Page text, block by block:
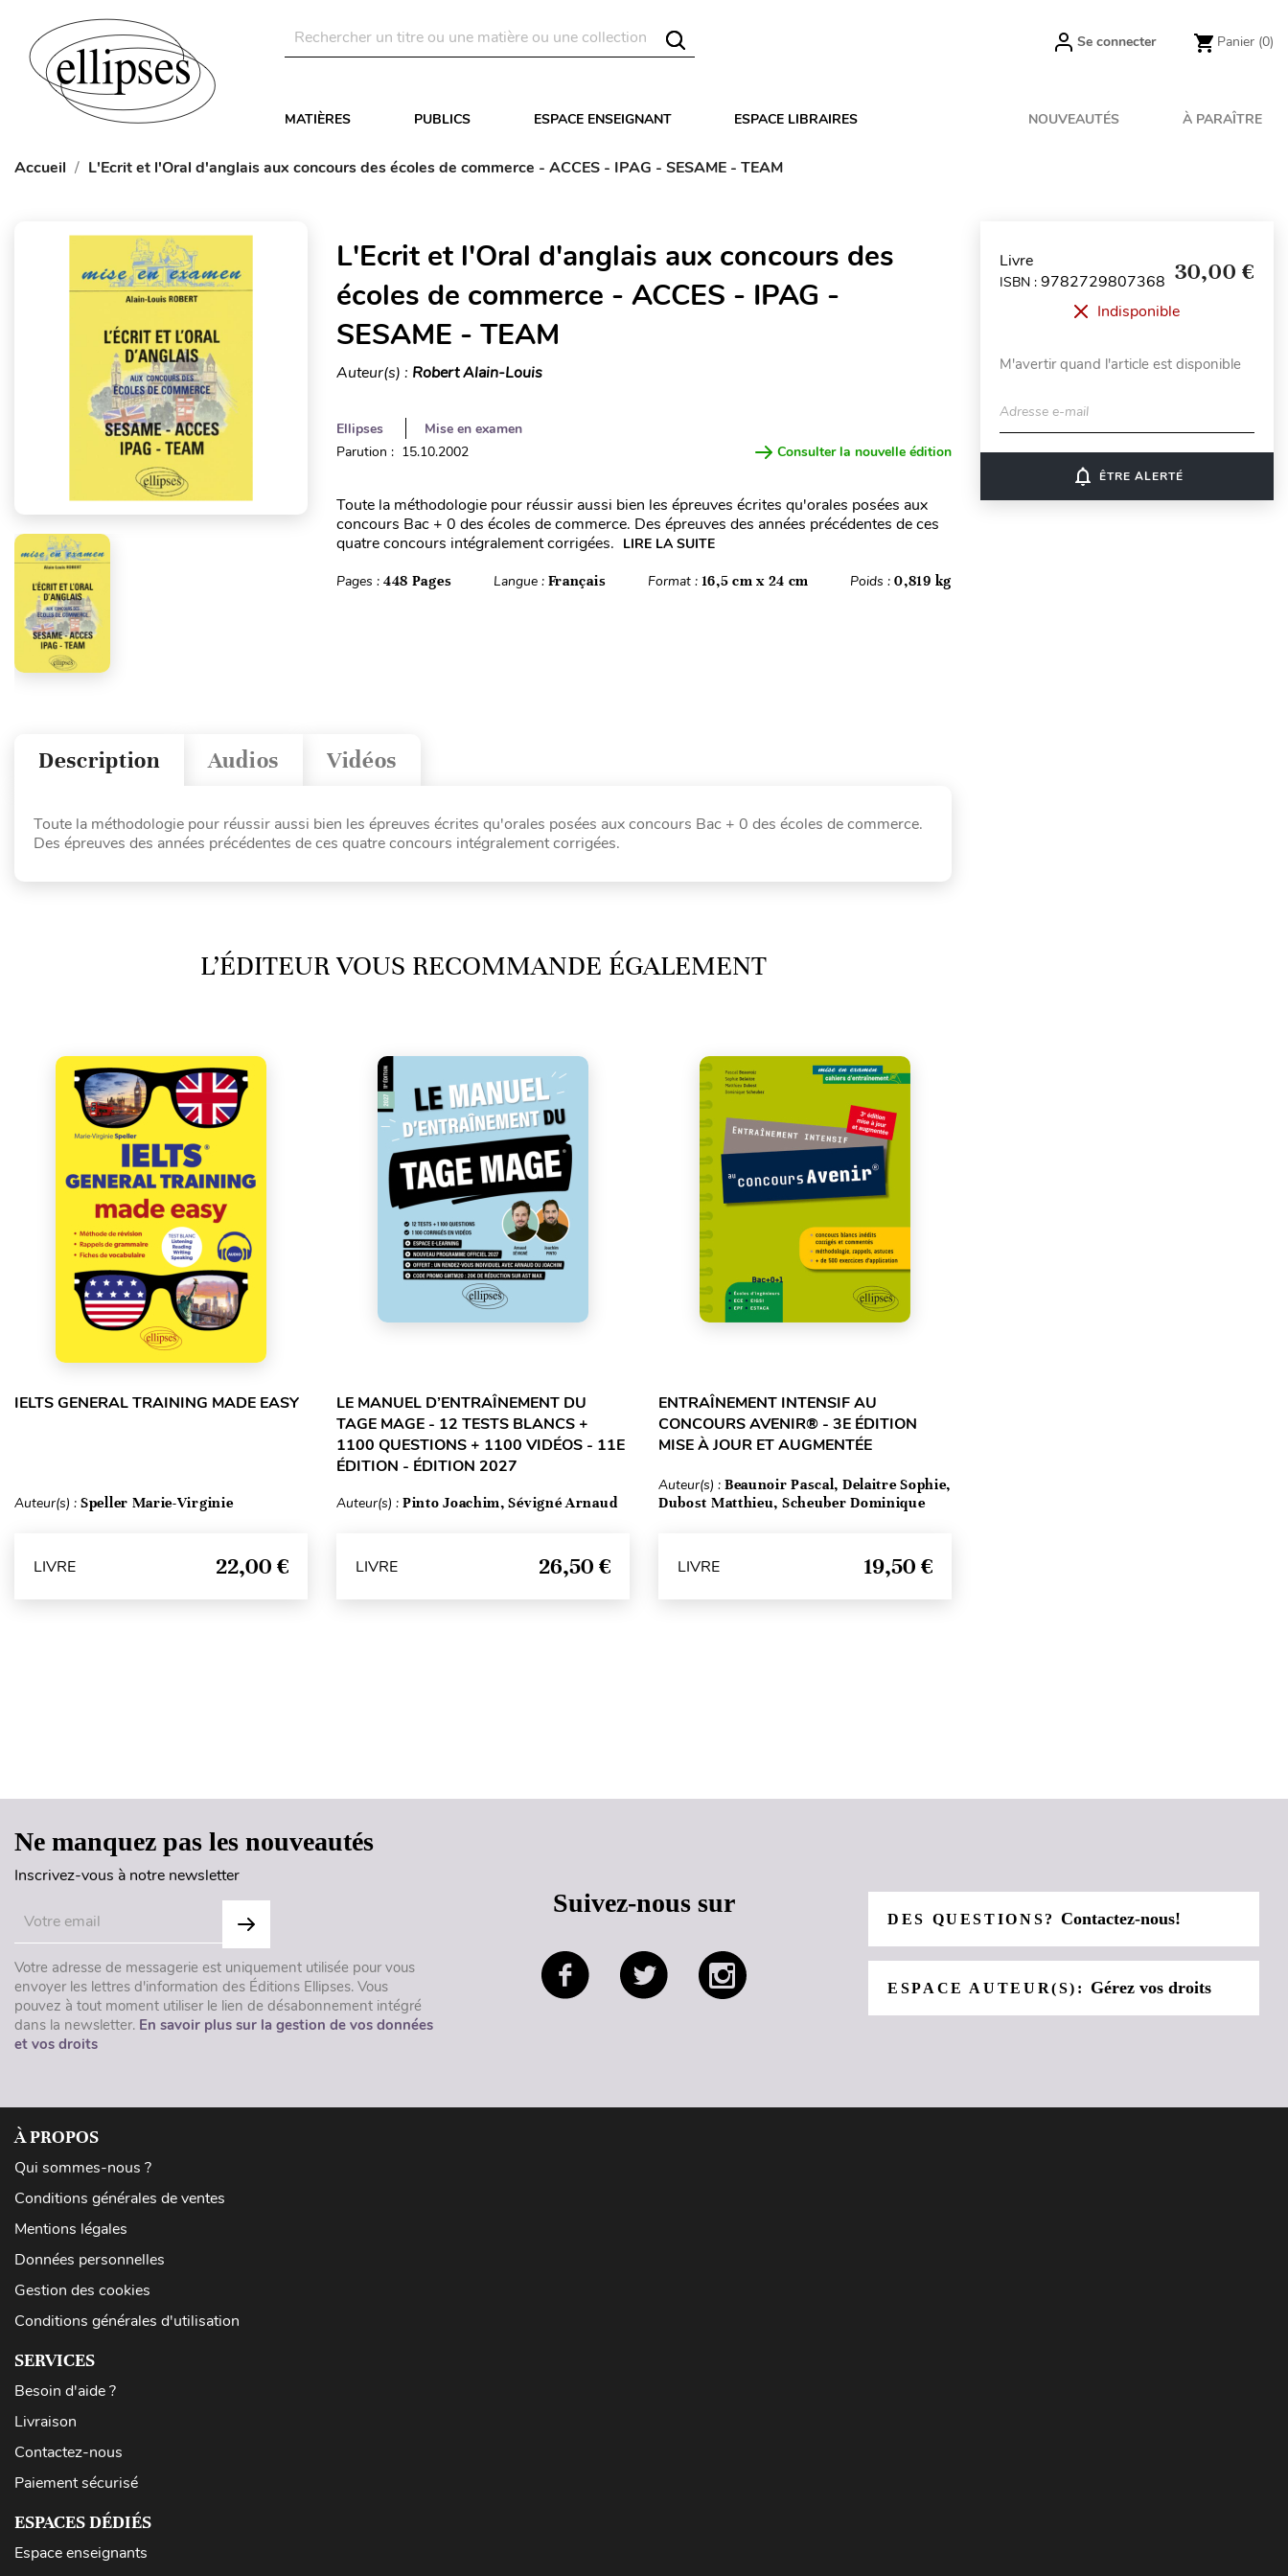
Se connecter Panier (0)
MATIÈRES PUBLICS ESPACE ENSEIGNANT ESPACE LIBRAIRES NOUVEAUTÉS À PARAÎTRE
Accueil L'Ecrit et l'Oral d'anglais aux concours des écoles de commerce - ACCES - IPAG - SESAME - TEAM
L'Ecrit et l'Oral d'anglais aux concours des
écoles de commerce - ACCES - IPAG -
SESAME - TEAM
Auteur(s) : Robert Alain-Louis
Ellipses
Mise en examen
Parution : 15.10.2002
Consulter la nouvelle édition
Toute la méthodologie pour réussir aussi bien les épreuves écrites qu'orales posées aux
concours Bac + 0 des écoles de commerce. Des épreuves des années précédentes de ces
quatre concours intégralement corrigées. LIRE LA SUITE
Pages : 448 Pages Langue : Français Format : 16,5 cm x 24 cm Poids :0,819 kg
Vidéos
Audios
Description
Toute la méthodologie pour réussir aussi bien les épreuves écrites qu'orales posées aux concours Bac + 0 des écoles de commerce.
Des épreuves des années précédentes de ces quatre concours intégralement corrigées.
L’ÉDITEUR VOUS RECOMMANDE ÉGALEMENT
IELTS GENERAL TRAINING MADE EASY
Auteur(s) : Speller Marie-Virginie
LIVRE 22,00 €
LE MANUEL D’ENTRAÎNEMENT DU
TAGE MAGE - 12 TESTS BLANCS +
1100 QUESTIONS + 1100 VIDÉOS - 11E
ÉDITION - ÉDITION 2027
Auteur(s) : Pinto Joachim, Sévigné Arnaud
LIVRE 26,50 €
ENTRAÎNEMENT INTENSIF AU
CONCOURS AVENIR® - 3E ÉDITION
MISE À JOUR ET AUGMENTÉE
Auteur(s) : Beaunoir Pascal, Delaitre Sophie,
Dubost Matthieu, Scheuber Dominique
LIVRE 19,50 €
Livre
ISBN : 9782729807368 30,00 €
Indisponible
M'avertir quand l'article est disponible
Adresse e-mail
notifications_none ÊTRE ALERTÉ
Ne manquez pas les nouveautés
Inscrivez-vous à notre newsletter
Votre adresse de messagerie est uniquement utilisée pour vous
envoyer les lettres d'information des Éditions Ellipses. Vous
pouvez à tout moment utiliser le lien de désabonnement intégré
dans la newsletter. En savoir plus sur la gestion de vos données
et vos droits
Suivez-nous sur
DES QUESTIONS?Contactez-nous!
ESPACE AUTEUR(S): Gérez vos droits
À PROPOS
Qui sommes-nous ?
Conditions générales de ventes
Mentions légales
Données personnelles
Gestion des cookies
Conditions générales d'utilisation
SERVICES
Besoin d'aide ?
Livraison
Contactez-nous
Paiement sécurisé
ESPACES DÉDIÉS
Espace enseignants